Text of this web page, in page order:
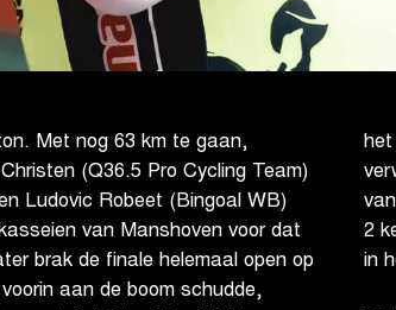
Met nog 63 km te gaan,
(Q36.5 Pro Cycling Team)
Ludovic Robeet (Bingoal WB)
van Manshoven voor dat
brak de finale helemaal open op
aan de boom schudde,
het
2
in